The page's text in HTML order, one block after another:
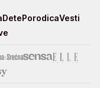
DetePorodicaVesti